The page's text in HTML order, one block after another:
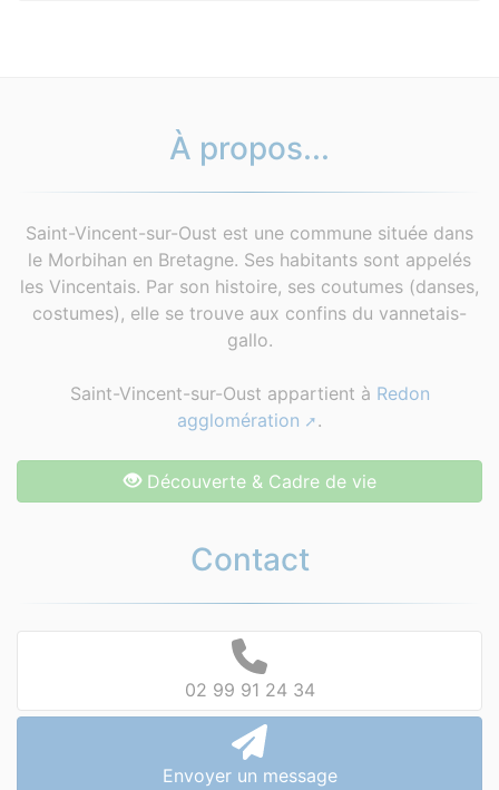
À propos...
Saint-Vincent-sur-Oust est une commune située dans
le Morbihan en Bretagne. Ses habitants sont appelés
les Vincentais. Par son histoire, ses coutumes (danses,
costumes), elle se trouve aux confins du vannetais-
gallo.
Saint-Vincent-sur-Oust appartient à Redon
agglomération
.
Découverte & Cadre de vie
Contact
02 99 91 24 34
Envoyer un message